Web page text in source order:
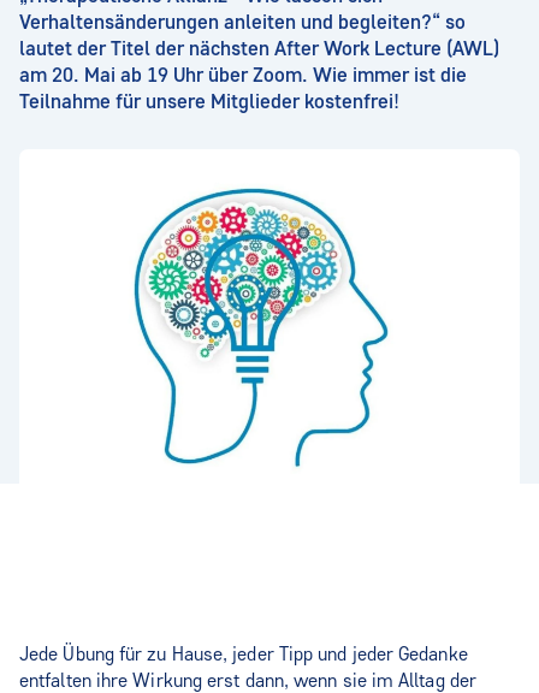
Verhaltensänderungen anleiten und begleiten?“ so
lautet der Titel der nächsten After Work Lecture (AWL)
am 20. Mai ab 19 Uhr über Zoom. Wie immer ist die
Teilnahme für unsere Mitglieder kostenfrei!
Jede Übung für zu Hause, jeder Tipp und jeder Gedanke
entfalten ihre Wirkung erst dann, wenn sie im Alltag der